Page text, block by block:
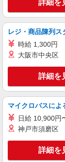
キー
詳細を
レジ・商品陳列ス
時給 1,300円
大阪市中央区
詳細を
マイクロバスによ
日給 10,900円
神戸市須磨区
詳細を